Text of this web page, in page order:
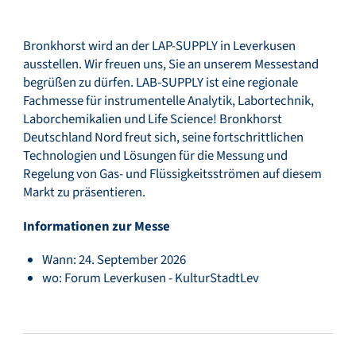
Bronkhorst wird an der LAP-SUPPLY in Leverkusen
ausstellen. Wir freuen uns, Sie an unserem Messestand
begrüßen zu dürfen. LAB-SUPPLY ist eine regionale
Fachmesse für instrumentelle Analytik, Labortechnik,
Laborchemikalien und Life Science! Bronkhorst
Deutschland Nord freut sich, seine fortschrittlichen
Technologien und Lösungen für die Messung und
Regelung von Gas- und Flüssigkeitsströmen auf diesem
Markt zu präsentieren.
Informationen zur Messe
Wann: 24. September 2026
wo: Forum Leverkusen - KulturStadtLev